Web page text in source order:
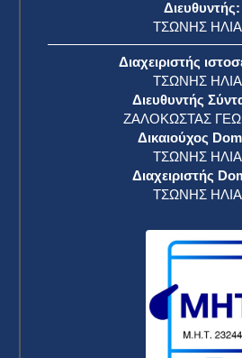
Διευθυντής:
ΤΣΩΝΗΣ
Διαχειριστής
ΤΣΩΝΗΣ
Διευθυντής
ΖΑΛΟΚΩΣΤΑΣ
Δικαιούχος
ΤΣΩΝΗΣ
Διαχειριστής
ΤΣΩΝΗΣ